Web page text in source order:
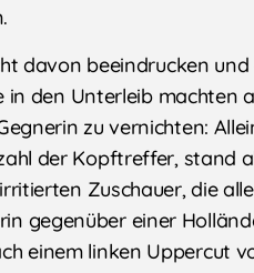
davon beeindrucken
den Unterleib machten
zu vernichten:
der Kopftreffer, stand
Zuschauer, die
gegenüber einer
einem linken Uppercut